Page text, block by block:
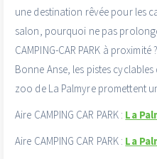
une destination rêvée pour les
salon, pourquoi ne pas
CAMPING-CAR PARK à
Bonne Anse, les pistes
zoo de La Palmyre promettent
Aire CAMPING CAR PARK : La
Aire CAMPING CAR PARK : La